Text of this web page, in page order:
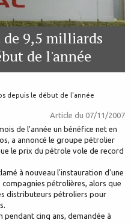
9,5 milliards
de l'année
depuis le début de l'année
Article du 07/11/2007
de l'année un bénéfice net en
a annoncé le groupe pétrolier
le prix du pétrole vole de record
à nouveau l'instauration d'une
pétrolières, alors que
distributeurs pétroliers pour
cinq ans, demandée à